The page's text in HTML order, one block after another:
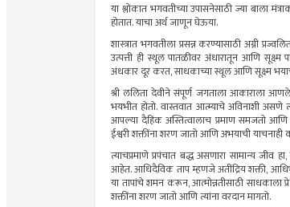
या श्लोकात भगवतीच्या उपासनेसाठी ज्या बाला
होतात. याचा अर्थ जाणून घेऊया.
शास्त्रात भगवतीला प्रसन्न करण्यासाठीअग्नी
उत्पत्ती ही स्थूल पातळीवर अंधारातून आणि सूक्ष्म
अंधकारदूर करत,साधकाच्यास्थूल आणि सूक्ष्म
श्री ललिता देवीने संपूर्ण जगतालाआकाराला
भयभीत होतो. वास्तवात आत्म्याचे अविनाशी असणे
आपल्या दैहिक अस्तित्वालाच प्रमाण समजतो आणि
ईश्वरीशक्तींनाशरण जातो आणि अभयाची याचनाही
त्याचप्रमाणेप्रपंचात बद्ध असणारा सामान्य जीव
आहेत. आधिदैविक ताप म्हणजे अतींद्रिय शक्ती,
यातापांचेशमन करून,आत्मोन्नतीसाठीसाधकाला
शक्तींनाशरण जातो आणि त्यांना वरदान मागतो.